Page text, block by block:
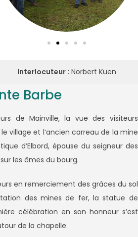
Interlocuteur: Norbert Kuen
Barbe
de Mainville, la vue des visiteurs
village et l’ancien carreau de la mine
d’Elbord, épouse du seigneur des
les âmes du bourg.
en remerciement des grâces du sol
des mines de fer, la statue de
célébration en son honneur s’est
de la chapelle.